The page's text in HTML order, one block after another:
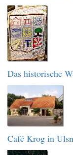
Das historische
Café Krog in